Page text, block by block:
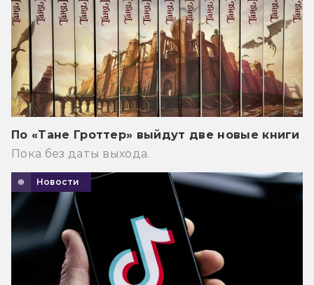
По «Тане Гроттер» выйдут две новые книги
Пока без даты выхода.
Новости